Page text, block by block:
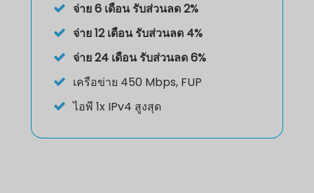
จ่าย 6 เดือน รับส่วนลด 2%
จ่าย 12 เดือน รับส่วนลด 4%
จ่าย 24 เดือน รับส่วนลด 6%
เครือข่าย 450 Mbps, FUP
ไอพี 1x IPv4 สูงสุด